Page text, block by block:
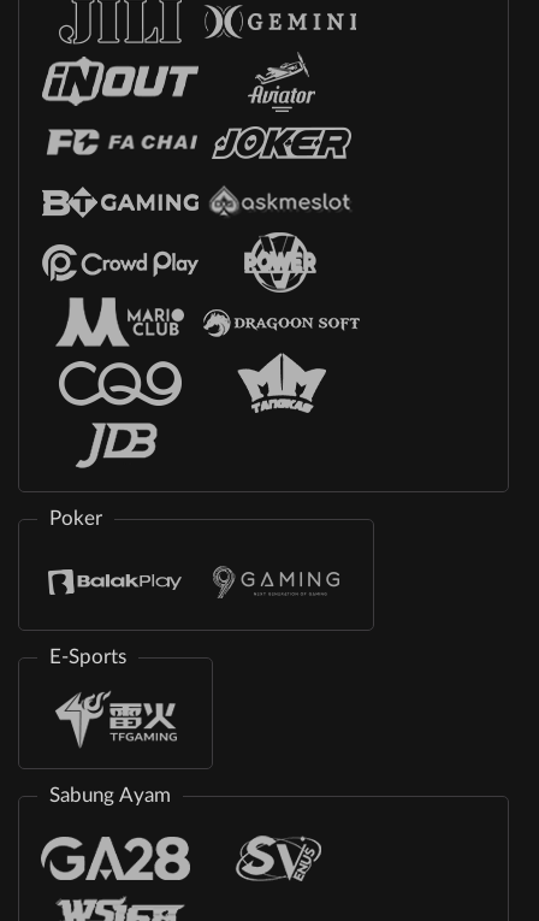
Poker
E-Sports
Sabung Ayam